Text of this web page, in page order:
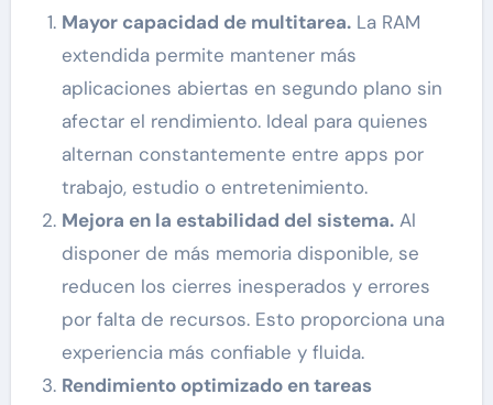
Mayor capacidad de multitarea.La RAM
extendida permite mantener más
aplicaciones abiertas en segundo plano sin
afectar el rendimiento. Ideal para quienes
alternan constantemente entre apps por
trabajo, estudio o entretenimiento.
Mejora en la estabilidad del sistema.Al
disponer de más memoria disponible, se
reducen los cierres inesperados y errores
por falta de recursos. Esto proporciona una
experiencia más confiable y fluida.
Rendimiento optimizado en tareas